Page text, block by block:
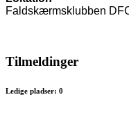
Faldskærmsklubben
Tilmeldinger
Ledige pladser: 0